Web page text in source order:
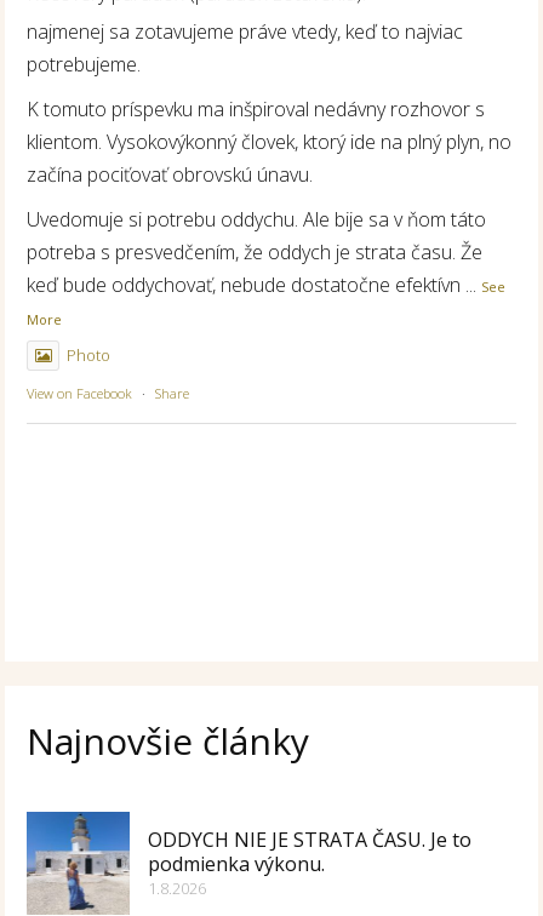
najmenej sa zotavujeme práve vtedy, keď to najviac
potrebujeme.
K tomuto príspevku ma inšpiroval nedávny rozhovor s
klientom. Vysokovýkonný človek, ktorý ide na plný plyn, no
začína pociťovať obrovskú únavu.
Uvedomuje si potrebu oddychu. Ale bije sa v ňom táto
potreba s presvedčením, že oddych je strata času. Že
keď bude oddychovať, nebude dostatočne efektívn ... See
More
Photo
View on Facebook · Share
Najnovšie články
ODDYCH NIE JE STRATA ČASU. Je to
podmienka výkonu.
1.8.2026